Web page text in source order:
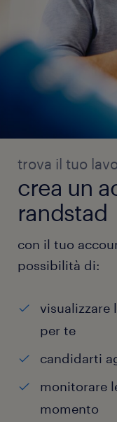
trova il tuo
crea un
randstad
con il tuo
possibilità di:
visualizzare
per te
candidarti
monitorare
momento